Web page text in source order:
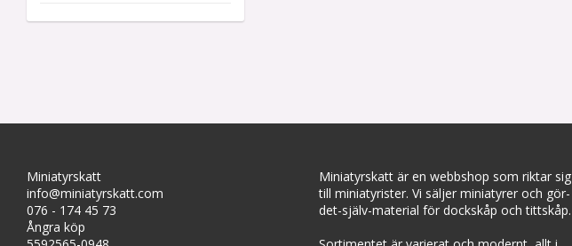
Miniatyrskatt
info@miniatyrskatt.com
076 - 174 45 73
Ångra köp
Miniatyrskatt är en webbshop som riktar sig
till miniatyrister. Vi säljer miniatyrer och gör-
det-själv-material för dockskåp och tittskåp.